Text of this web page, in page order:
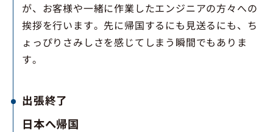
が、お客様や一緒に作業したエンジニアの方々への
挨拶を行います。先に帰国するにも見送るにも、ち
ょっぴりさみしさを感じてしまう瞬間でもありま
す。
出張終了
日本へ帰国